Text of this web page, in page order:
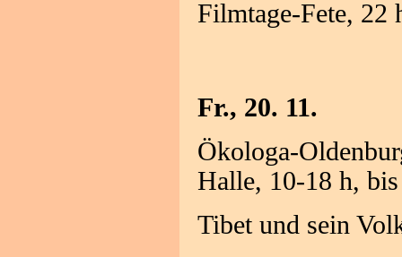
Filmtage-Fete, 22
Fr., 20. 11.
Ökologa-
Halle, 10-18 h,
Tibet und sein